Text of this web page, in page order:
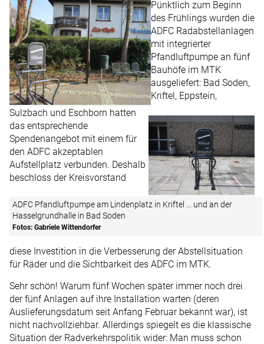
ADFC Pfandluftpumpe am Lindenplatz in Kriftel ... und an der
Hasselgrundhalle in Bad Soden
Fotos: Gabriele Wittendorfer
Pünktlich zum Beginn
des Frühlings wurden die
ADFC Radabstellanlagen
mit integrierter
Pfandluftpumpe an fünf
Bauhöfe im MTK
ausgeliefert: Bad Soden,
Kriftel, Eppstein,
Sulzbach und Eschborn hatten
das entsprechende
Spendenangebot mit einem für
den ADFC akzeptablen
Aufstellplatz verbunden. Deshalb
beschloss der Kreisvorstand
diese Investition in die Verbesserung der Abstellsituation
für Räder und die Sichtbarkeit des ADFC im MTK.
Sehr schön! Warum fünf Wochen später immer noch drei
der fünf Anlagen auf ihre Installation warten (deren
Auslieferungsdatum seit Anfang Februar bekannt war), ist
nicht nachvollziehbar. Allerdings spiegelt es die klassische
Situation der Radverkehrspolitik wider: Man muss schon